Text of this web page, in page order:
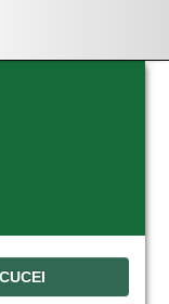
CUCEI